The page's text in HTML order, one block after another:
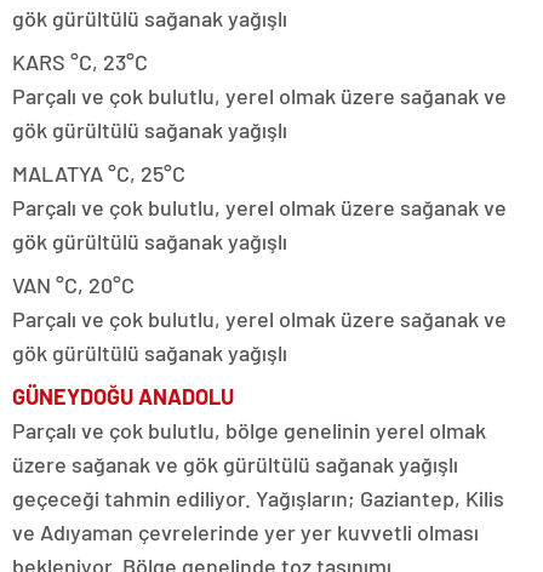
gök gürültülü sağanak yağışlı
KARS °C, 23°C
Parçalı ve çok bulutlu, yerel olmak üzere sağanak ve
gök gürültülü sağanak yağışlı
MALATYA °C, 25°C
Parçalı ve çok bulutlu, yerel olmak üzere sağanak ve
gök gürültülü sağanak yağışlı
VAN °C, 20°C
Parçalı ve çok bulutlu, yerel olmak üzere sağanak ve
gök gürültülü sağanak yağışlı
GÜNEYDOĞU ANADOLU
Parçalı ve çok bulutlu, bölge genelinin yerel olmak
üzere sağanak ve gök gürültülü sağanak yağışlı
geçeceği tahmin ediliyor. Yağışların; Gaziantep, Kilis
ve Adıyaman çevrelerinde yer yer kuvvetli olması
bekleniyor. Bölge genelinde toz taşınımı